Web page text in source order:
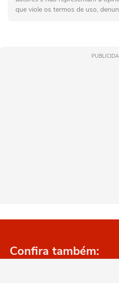
que viole os termos de uso,
Confira também: